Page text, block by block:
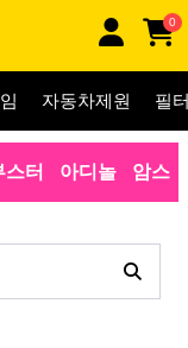
0
자동차제원 필
스터 아디놀 암스